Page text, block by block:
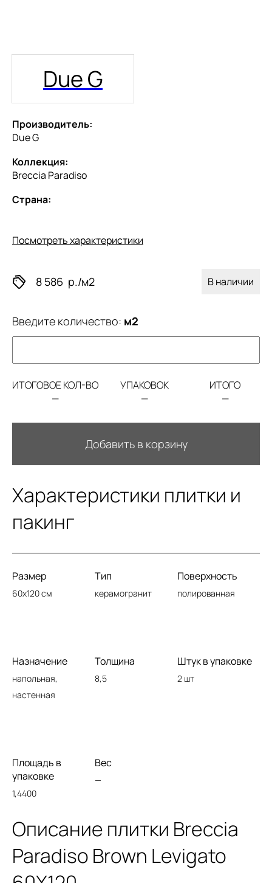
Due G
Производитель:
Due G
Коллекция:
Breccia Paradiso
Страна:
Посмотреть характеристики
8 586 р./м2 В наличии
Введите количество: м2
ИТОГОВОЕ КОЛ-ВО
—
УПАКОВОК
—
ИТОГО
—
Добавить в корзину
Характеристики плитки и
пакинг
Размер
60x120 см
Тип
керамогранит
Поверхность
полированная
Назначение
напольная,
настенная
Толщина
8,5
Штук в упаковке
2 шт
Площадь в
упаковке
1,4400
Вес
—
Описание плитки Breccia
Paradiso Brown Levigato